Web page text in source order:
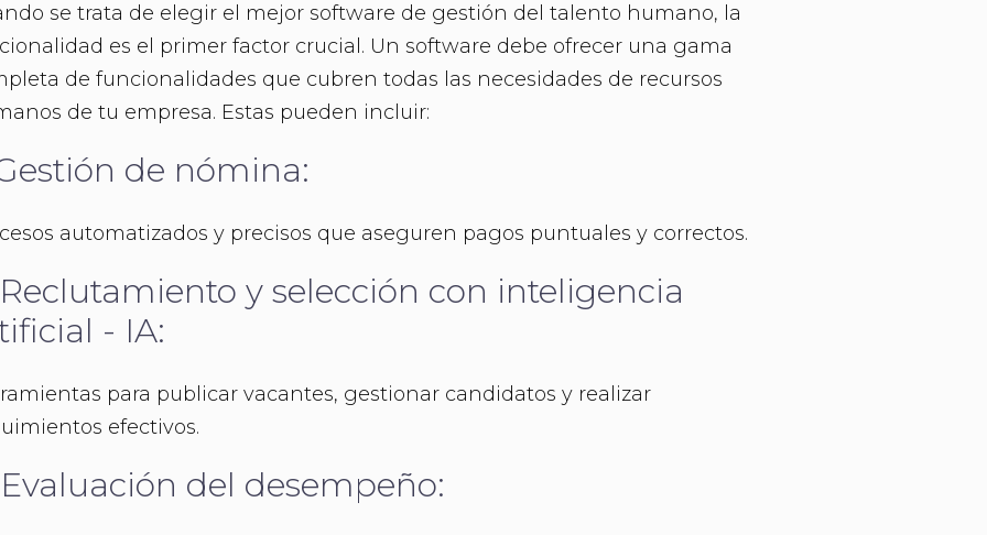
se trata de elegir el mejor software de gestión del talento humano, la
es el primer factor crucial. Un software debe ofrecer una gama
de funcionalidades que cubren todas las necesidades de recursos
de tu empresa. Estas pueden incluir:
de nómina:
automatizados y precisos que aseguren pagos puntuales y correctos.
y selección con inteligencia
- IA:
para publicar vacantes, gestionar candidatos y realizar
efectivos.
del desempeño: